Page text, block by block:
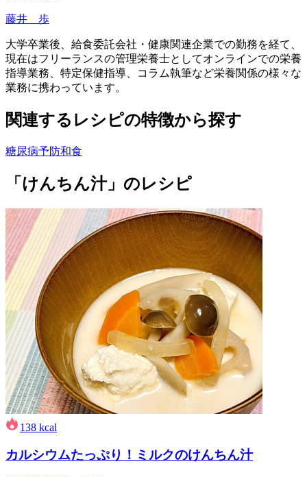
藤井 歩
大学卒業後、給食委託会社・健康関連企業での勤務を経て、
現在はフリーランスの管理栄養士としてオンラインでの栄養
指導業務、特定保健指導、コラム執筆など栄養関係の様々な
業務に携わっています。
関連するレシピの特徴から探す
糖尿病予防和食
「けんちん汁」のレシピ
138 kcal
カルシウムたっぷり！ミルクのけんちん汁